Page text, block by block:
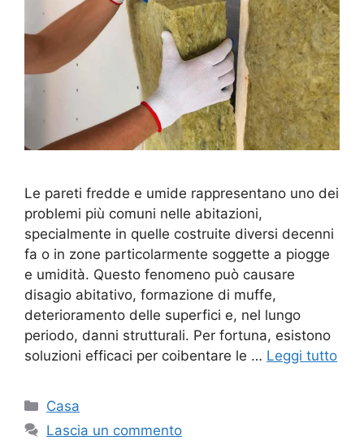
Le pareti fredde e umide rappresentano uno dei
problemi più comuni nelle abitazioni,
specialmente in quelle costruite diversi decenni
fa o in zone particolarmente soggette a piogge
e umidità. Questo fenomeno può causare
disagio abitativo, formazione di muffe,
deterioramento delle superfici e, nel lungo
periodo, danni strutturali. Per fortuna, esistono
soluzioni efficaci per coibentare le … Leggi tutto
Categorie
Casa
Lascia un commento